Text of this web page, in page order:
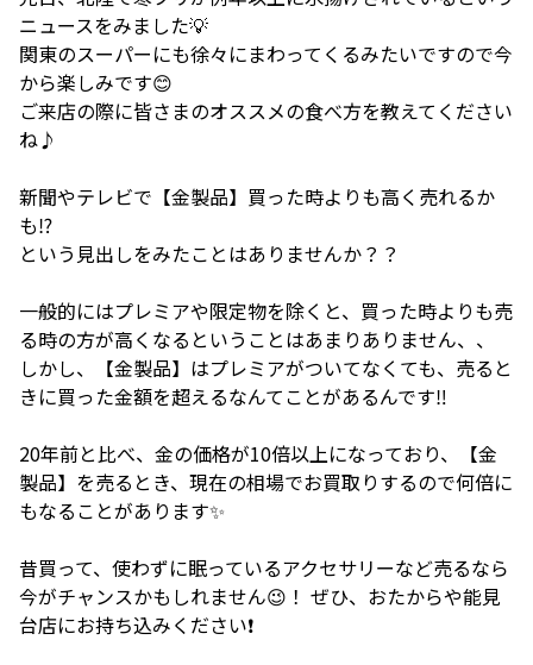
ニュースをみました💡
関東のスーパーにも徐々にまわってくるみたいですので今
から楽しみです😊
ご来店の際に皆さまのオススメの食べ方を教えてください
ね♪
新聞やテレビで【金製品】買った時よりも高く売れるか
も⁉️
という見出しをみたことはありませんか？？
一般的にはプレミアや限定物を除くと、買った時よりも売
る時の方が高くなるということはあまりありません、、
しかし、【金製品】はプレミアがついてなくても、売ると
きに買った金額を超えるなんてことがあるんです‼️
20年前と比べ、金の価格が10倍以上になっており、【金
製品】を売るとき、現在の相場でお買取りするので何倍に
もなることがあります✨
昔買って、使わずに眠っているアクセサリーなど売るなら
今がチャンスかもしれません😉！ ぜひ、おたからや能見
台店にお持ち込みください❗️